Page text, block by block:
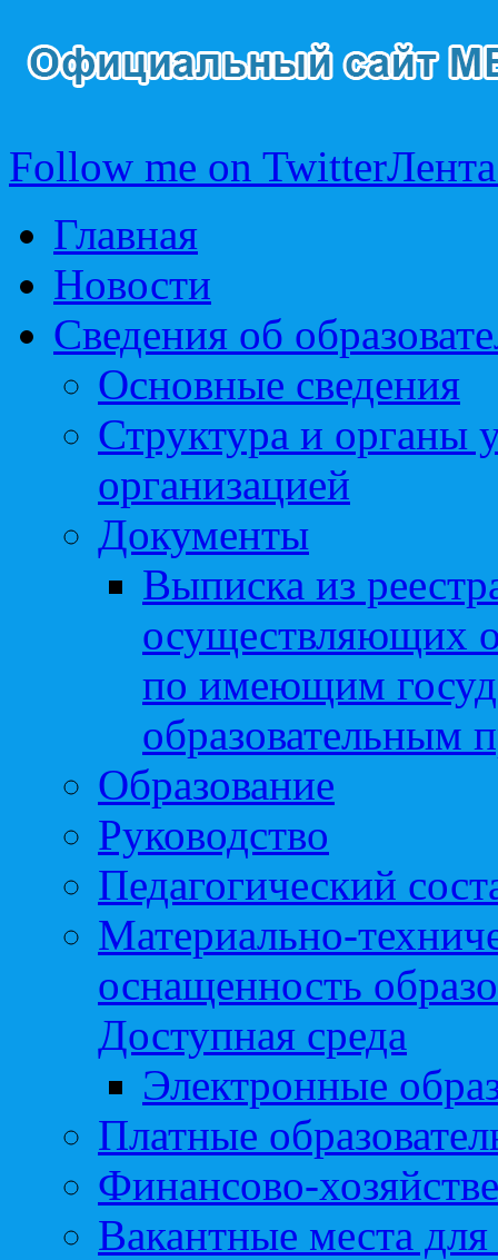
Follow me on Twitter
Главная
Новости
Сведения об
Основные сведения
Структура и органы
организацией
Документы
Выписка из
осуществляющих
по имеющим
образовательным
Образование
Руководство
Педагогический
Материально-
оснащенность
Доступная среда
Электронные
Платные
Финансово-
Вакантные места